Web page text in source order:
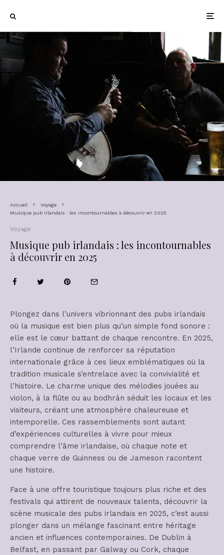
Accueil
Voyage
Musique pub irlandais : les incontournables à découvrir en 2025
Voyage
Musique pub irlandais : les incontournables
à découvrir en 2025
Plongez dans l’univers vibrionnant des pubs irlandais
où la musique est bien plus qu’un simple fond sonore :
elle est le cœur battant de chaque rencontre. En 2025,
l’Irlande continue de renforcer sa réputation
internationale grâce à ces lieux emblématiques où la
tradition musicale s’entrelace avec la convivialité et
l’histoire. Le charme unique des mélodies jouées au
violon, à la flûte ou au bodhrán séduit les locaux et les
visiteurs, créant une atmosphère chaleureuse et
intemporelle. Ces rassemblements sont autant
d’expériences culturelles à vivre pour mieux
comprendre l’âme irlandaise, où chaque note et
chaque verre de Guinness ou de Jameson racontent
une histoire.
Face à une offre touristique toujours plus riche et des
festivals qui attirent de nouveaux talents, découvrir la
scène musicale des pubs irlandais en 2025, c’est aussi
plonger dans un mélange fascinant entre héritage
ancien et influences contemporaines. De Dublin à
Belfast, en passant par Galway ou Cork, chaque